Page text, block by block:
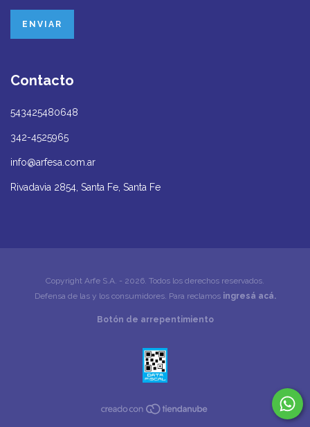
Contacto
543425480648
342-4525965
info@arfesa.com.ar
Rivadavia 2854, Santa Fe, Santa Fe
Copyright Arfe S.A. - 2026. Todos los derechos reservados.
Defensa de las y los consumidores. Para reclamos ingresá acá.
Botón de arrepentimiento